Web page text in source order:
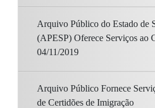
Arquivo Público do Estado de
(APESP) Oferece Serviços ao
04/11/2019
Arquivo Público Fornece
de Certidões de Imigração